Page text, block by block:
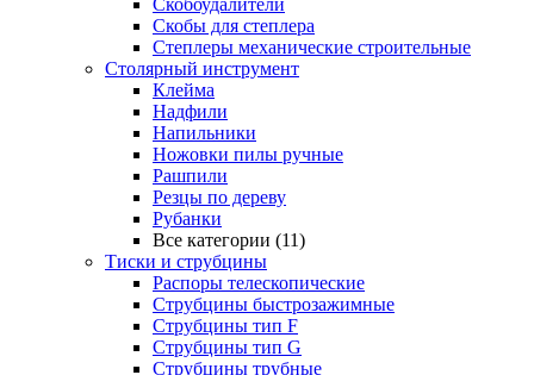
Скобоудалители
Скобы для степлера
Степлеры механические строительные
Столярный инструмент
Клейма
Надфили
Напильники
Ножовки пилы ручные
Рашпили
Резцы по дереву
Рубанки
Все категории (11)
Тиски и струбцины
Распоры телескопические
Струбцины быстрозажимные
Струбцины тип F
Струбцины тип G
Струбцины трубные